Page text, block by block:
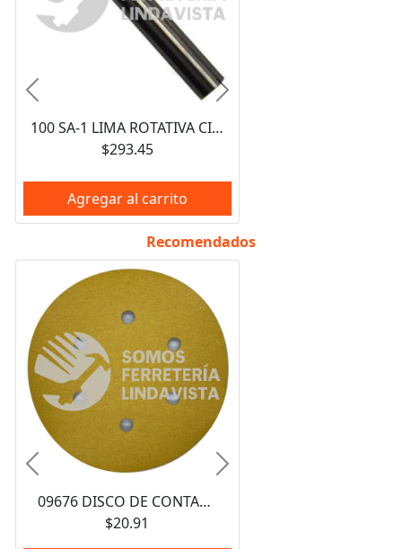
100 SA-1 LIMA ROTATIVA CILINDRICA SIN CORTE FRONTAL (1/4"X3/4"X1/4") TENAZIT
$293.45
Agregar al carrito
Anterior Siguiente
Recomendados
09676 DISCO DE CONTACTO DIAMETRO 6" PAPEL VELCRO C/ 6 PERFORACIONES A080 GRADO P220 LINEA AMARILLA FANDELI
$20.91
Anterior Siguiente